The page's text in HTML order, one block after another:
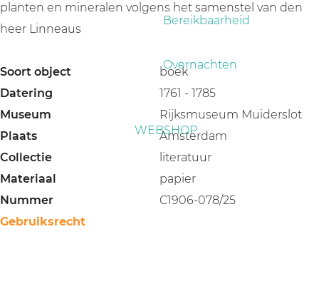
Bereikbaarheid
Overnachten
WEBSHOP
planten en mineralen volgens het samenstel van den
heer Linneaus
Soort object
boek
Datering
1761 - 1785
Museum
Rijksmuseum Muiderslot
Plaats
Amsterdam
Collectie
literatuur
Materiaal
papier
Nummer
C1906-078/25
Gebruiksrecht